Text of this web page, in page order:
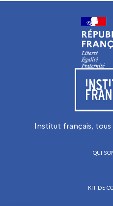
Visiter le site
Institut français, tous
QUI
KIT DE